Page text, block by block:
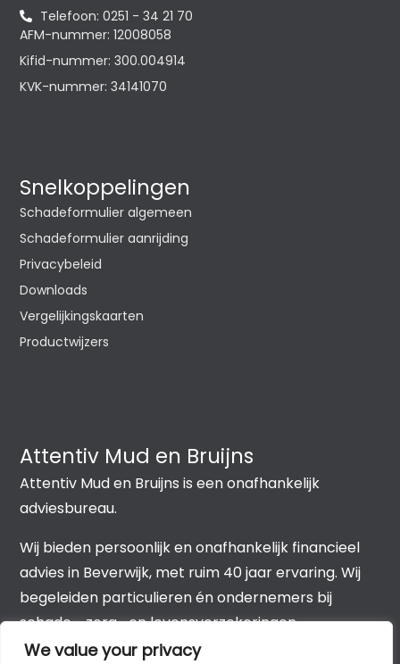
We value your privacy
Attentiv Mud en Bruijns
Attentiv Mud en Bruijns is een onafhankelijk
adviesbureau.
Wij bieden persoonlijk en onafhankelijk financieel
advies in Beverwijk, met ruim 40 jaar ervaring. Wij
begeleiden particulieren én ondernemers bij
schade-, zorg- en levensverzekeringen,
hypotheken, leningen, pensioen en sparen &
Telefoon: 0251 - 34 21 70
AFM-nummer: 12008058
Kifid-nummer: 300.004914
KVK-nummer: 34141070
Snelkoppelingen
Schadeformulier algemeen
Schadeformulier aanrijding
Privacybeleid
Downloads
Vergelijkingskaarten
Productwijzers